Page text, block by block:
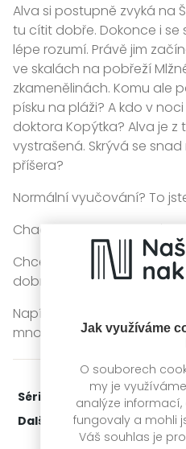
Jak využíváme
O souborech
my je
analýze
fungovaly a mohli
Váš souhlas je
Alva si postupně zvyká na
tu cítit dobře. Dokonce i se
lépe rozumí. Právě jim
ve skalách na pobřeží
zkamenělinách. Komu ale
písku na pláži? A kdo v
doktora Kopýtka? Alva je
vystrašená. Skrývá se
příšera?
Normální vyučování? To
Chaos? Ten je na denním
Chcete přicházet na kloub
dobrodružství? Tak to jste
Napínavá a zábavná
mnoha ilustracemi pro
Série: Škola talentů
Další díly:
1.Škola
2.Škola